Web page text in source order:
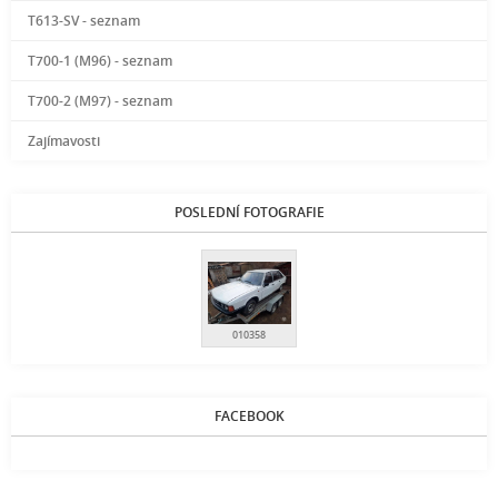
T613-SV - seznam
T700-1 (M96) - seznam
T700-2 (M97) - seznam
Zajímavosti
POSLEDNÍ FOTOGRAFIE
010358
FACEBOOK